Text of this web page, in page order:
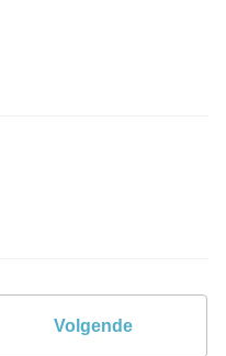
Volgende